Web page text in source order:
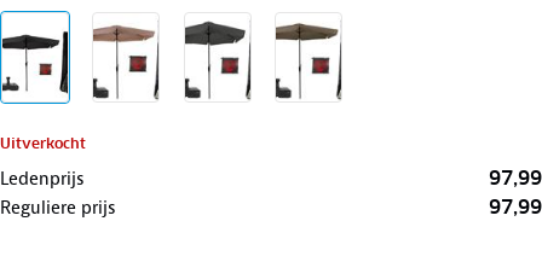
Uitverkocht
Ledenprijs 97,99
Reguliere prijs 97,99